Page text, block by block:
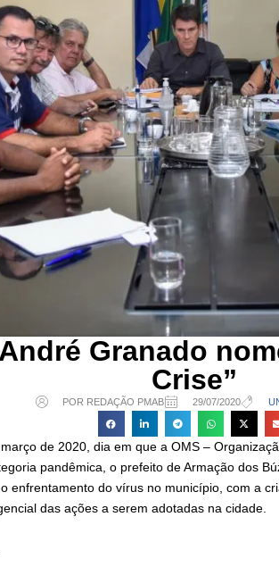
Granado
Crise”
POR REDAÇÃO PMAB 29/07/2020
de 2020, dia em que a OMS –
pandêmica, o prefeito de Armação dos
enfrentamento do vírus no município, com a
das ações a serem adotadas na cidade.